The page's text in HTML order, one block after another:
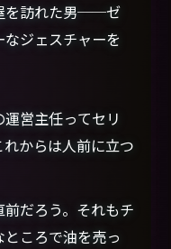
を訪れた男──ゼ
ジェスチャーを
運営主任ってセリ
からは人前に立つ
前だろう。それもチ
ころで油を売っ